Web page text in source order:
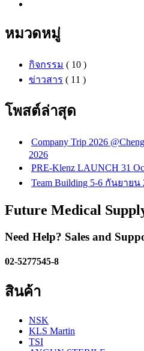
หมวดหมู่
กิจกรรม ( 10 )
ข่าวสาร ( 11 )
โพสต์ล่าสุด
Company Trip 2026
2026
PRE-Klenz LAUNCH 31
Team Building 5-6 กันยายน
Future Medical
Need Help? Sales and
02-5277545-8
สินค้า
NSK
KLS Martin
TSI